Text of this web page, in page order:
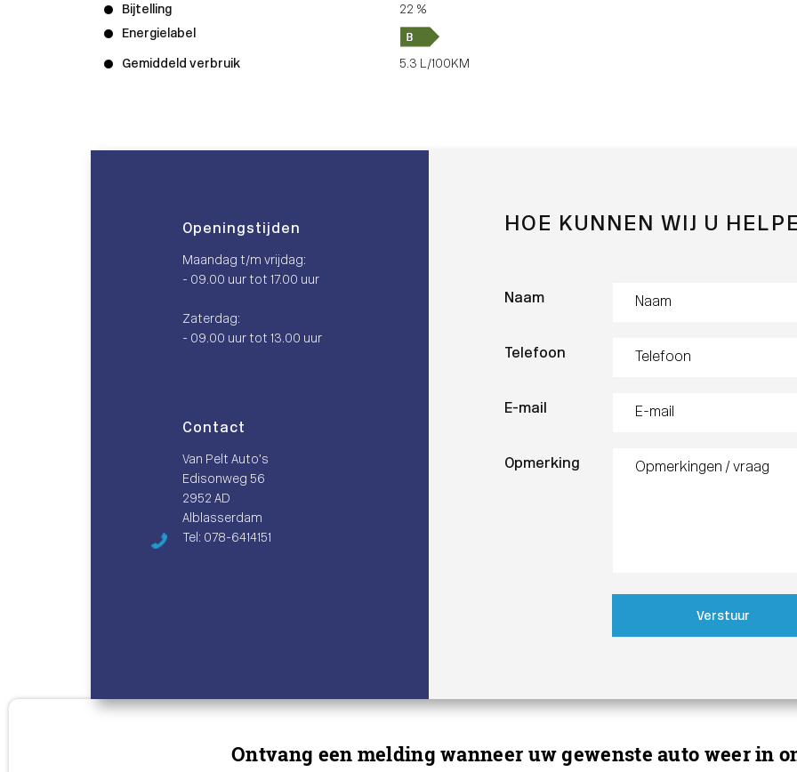
Bijtelling
22 %
Energielabel
Gemiddeld verbruik 5.3 L/100KM
Openingstijden
Maandag t/m vrijdag:
- 09.00 uur tot 17.00 uur
Zaterdag:
- 09.00 uur tot 13.00 uur
Contact
Van Pelt Auto’s
Edisonweg 56
2952 AD
Alblasserdam
Tel: 078-6414151
HOE KUNNEN WIJ U
Naam
Telefoon
E-mail
Opmerking
Verstuur
Ontvang een melding wanneer uw gewenste auto weer in